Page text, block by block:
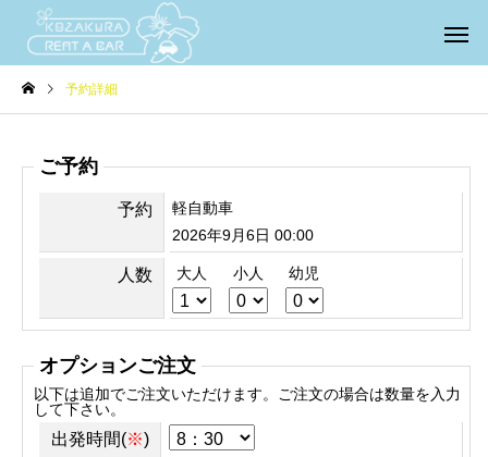
予約詳細
ご予約
予約
軽自動車
2026年9月6日 00:00
人数 大人 小人 幼児
オプションご注文
以下は追加でご注文いただけます。ご注文の場合は数量を入力
して下さい。
出発時間(※)